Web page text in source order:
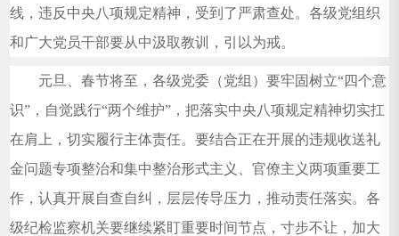
线，违反中央八项规定精神，受到了严肃查处。各级党组织
和广大党员干部要从中汲取教训，引以为戒。
元旦、春节将至，各级党委（党组）要牢固树立“四个意
识”，自觉践行“两个维护”，把落实中央八项规定精神切实扛
在肩上，切实履行主体责任。要结合正在开展的违规收送礼
金问题专项整治和集中整治形式主义、官僚主义两项重要工
作，认真开展自查自纠，层层传导压力，推动责任落实。各
级纪检监察机关要继续紧盯重要时间节点，寸步不让，加大